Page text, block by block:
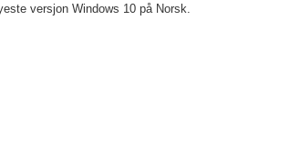
versjon Windows 10 på Norsk.